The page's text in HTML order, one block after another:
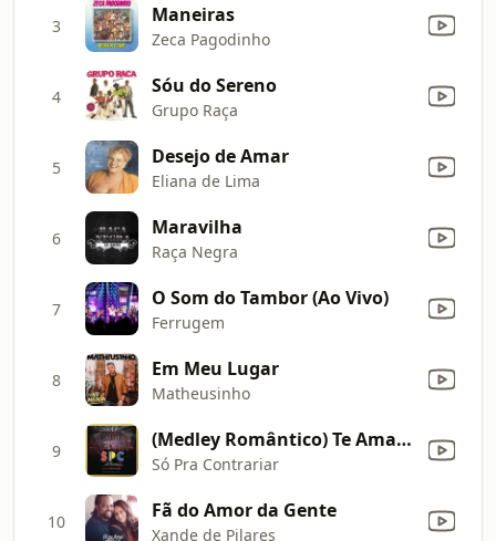
3 Maneiras
Zeca Pagodinho
4 Sóu do Sereno
Grupo Raça
5 Desejo de Amar
Eliana de Lima
6 Maravilha
Raça Negra
7 O Som do Tambor (Ao Vivo)
Ferrugem
8 Em Meu Lugar
Matheusinho
9 (Medley Romântico) Te Amar Sem Medo / Meu Jeito de Ser / Dói Demais (Ao Vivo)
Só Pra Contrariar
10 Fã do Amor da Gente
Xande de Pilares